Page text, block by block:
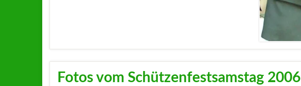
Fotos vom Schützenfestsamstag 2006